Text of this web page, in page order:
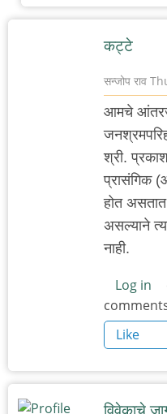
कट्टे
सन्जोप राव
आमचे
श्री.
प्रासंगिक
होत
असल्याने
नाही.
Log in
Like